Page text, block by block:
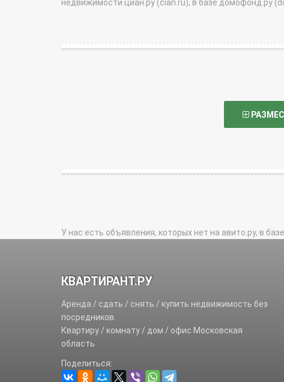
недвижимости циан.ру (cian.ru), в базе домофонд.ру
У нас есть объявления, которых нет на авито.ру, в
КВАРТИРАНТ.РУ
Аренда / сдать / снять / купить недвижимость без
посредников.
Квартиру / комнату / дом / офис Московская
область
Поделиться: